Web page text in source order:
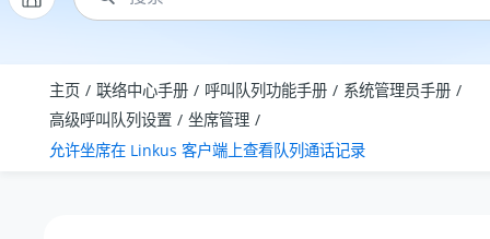
主页 联络中心手册 呼叫队列功能手册
系统管理员手册
高级呼叫队列设置
坐席管理
允许坐席在 Linkus 客户端上查看队列通话记录